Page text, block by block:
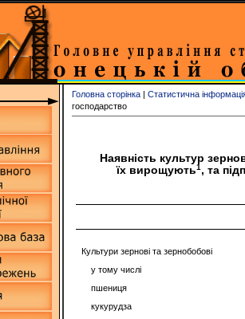
Головна сторінка | Статистична
господарство
Наявність культур
їх вирощують1 , та
Культури зернові та зернобобові
у тому числі
пшениця
кукурудза